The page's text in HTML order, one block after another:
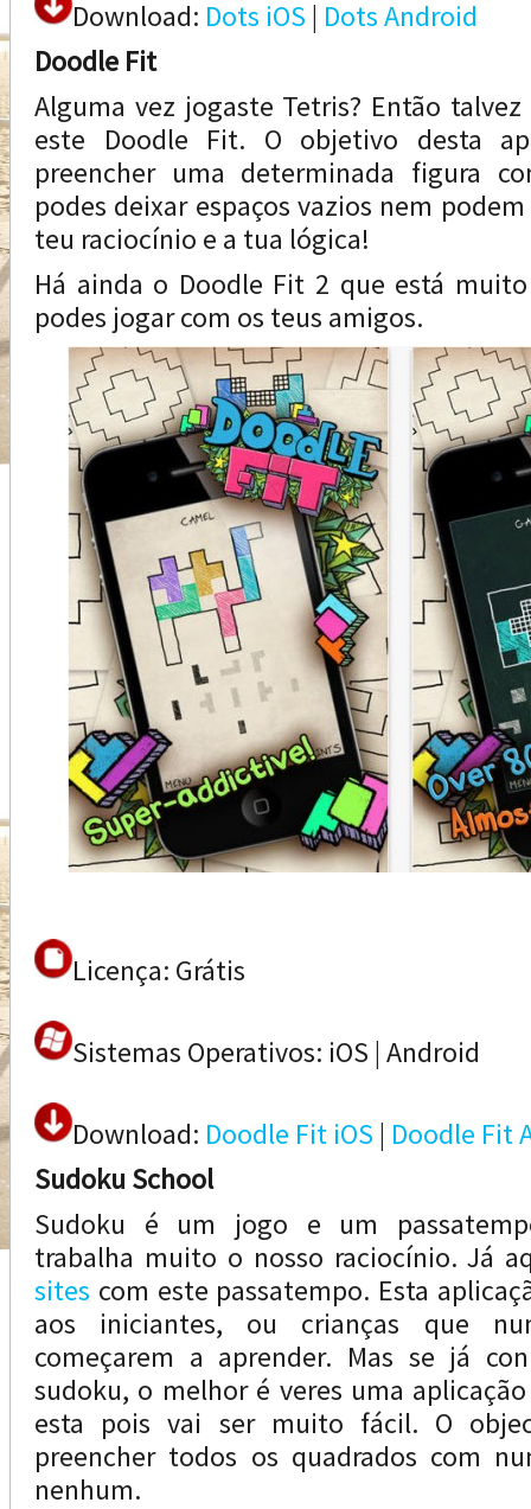
Download: Dots iOS | Dots Android
Doodle Fit
Alguma vez jogaste Tetris? Então
este Doodle Fit. O objetivo desta
preencher uma determinada figura
podes deixar espaços vazios nem
teu raciocínio e a tua lógica!
Há ainda o Doodle Fit 2 que está
podes jogar com os teus amigos.
Licença: Grátis
Sistemas Operativos: iOS | Android
Download: Doodle Fit iOS | Doodle Fit
Sudoku School
Sudoku é um jogo e um
trabalha muito o nosso raciocínio. Já
sites com este passatempo. Esta
aos iniciantes, ou crianças que
começarem a aprender. Mas se já
sudoku, o melhor é veres uma
esta pois vai ser muito fácil. O
preencher todos os quadrados com
nenhum.